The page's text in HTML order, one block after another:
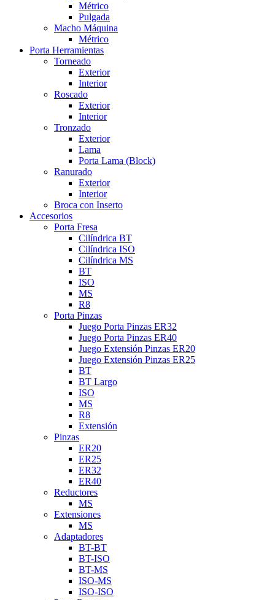
Métrico
Pulgada
Macho Máquina
Métrico
Porta Herramientas
Torneado
Exterior
Interior
Roscado
Exterior
Interior
Tronzado
Exterior
Lama
Porta Lama (Block)
Ranurado
Exterior
Interior
Broca con Inserto
Accesorios
Porta Fresa
Cilíndrica BT
Cilíndrica ISO
Cilíndrica MS
BT
ISO
MS
R8
Porta Pinzas
Juego Porta Pinzas ER32
Juego Porta Pinzas ER40
Juego Extensión Pinzas ER20
Juego Extensión Pinzas ER25
BT
BT Largo
ISO
MS
R8
Extensión
Pinzas
ER20
ER25
ER32
ER40
Reductores
MS
Extensiones
MS
Adaptadores
BT-BT
BT-ISO
BT-MS
ISO-MS
ISO-ISO